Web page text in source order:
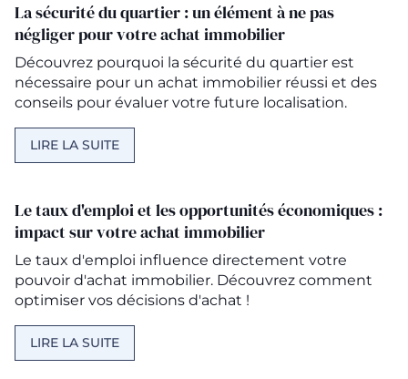
La sécurité du quartier : un élément à ne pas
négliger pour votre achat immobilier
Découvrez pourquoi la sécurité du quartier est
nécessaire pour un achat immobilier réussi et des
conseils pour évaluer votre future localisation.
LIRE LA SUITE
Le taux d'emploi et les opportunités économiques :
impact sur votre achat immobilier
Le taux d'emploi influence directement votre
pouvoir d'achat immobilier. Découvrez comment
optimiser vos décisions d'achat !
LIRE LA SUITE